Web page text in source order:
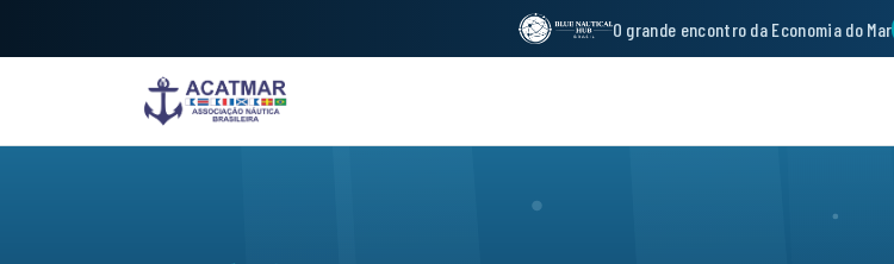
O grande encontro da Economia do Mar